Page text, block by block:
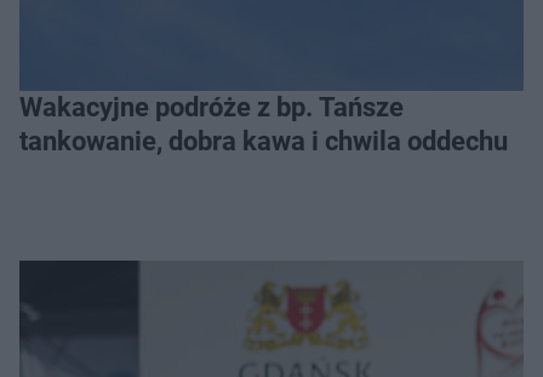
Wakacyjne podróże z bp. Tańsze
tankowanie, dobra kawa i chwila oddechu